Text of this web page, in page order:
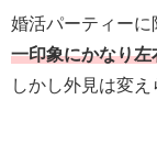
婚活パーティーに
一印象にかなり左
しかし外見は変え